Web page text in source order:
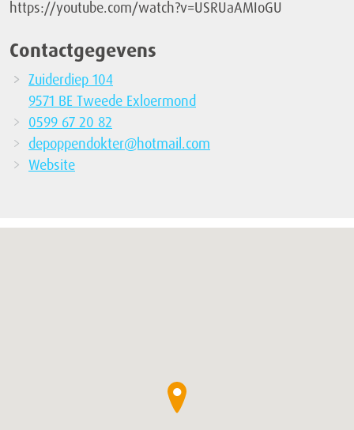
https://youtube.com/watch?v=USRUaAMIoGU
Contactgegevens
Zuiderdiep 104
9571 BE Tweede Exloermond
0599 67 20 82
depoppendokter@hotmail.com
Website
●